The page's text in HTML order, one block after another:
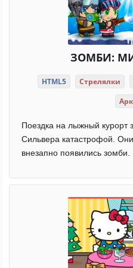
ЗОМБИ:
HTML5 Стрелялки
Поездка на лыжный курорт
Сильвера катастрофой.
внезапно появились зомби.